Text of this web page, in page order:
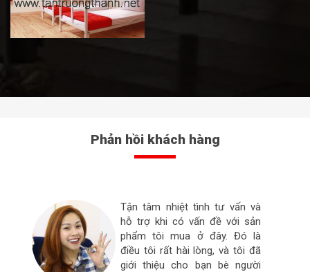
Phản hồi khách hàng
Tận tâm nhiệt tình tư vấn và
hỗ trợ khi có vấn đề với sản
phẩm tôi mua ở đây. Đó là
điều tôi rất hài lòng, và tôi đã
giới thiệu cho bạn bè người